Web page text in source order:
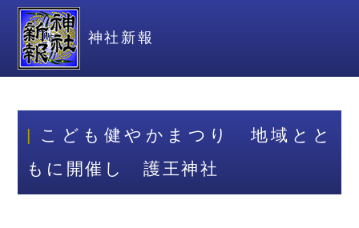
神社新報
こども健やかまつり 地域とと
もに開催し 護王神社